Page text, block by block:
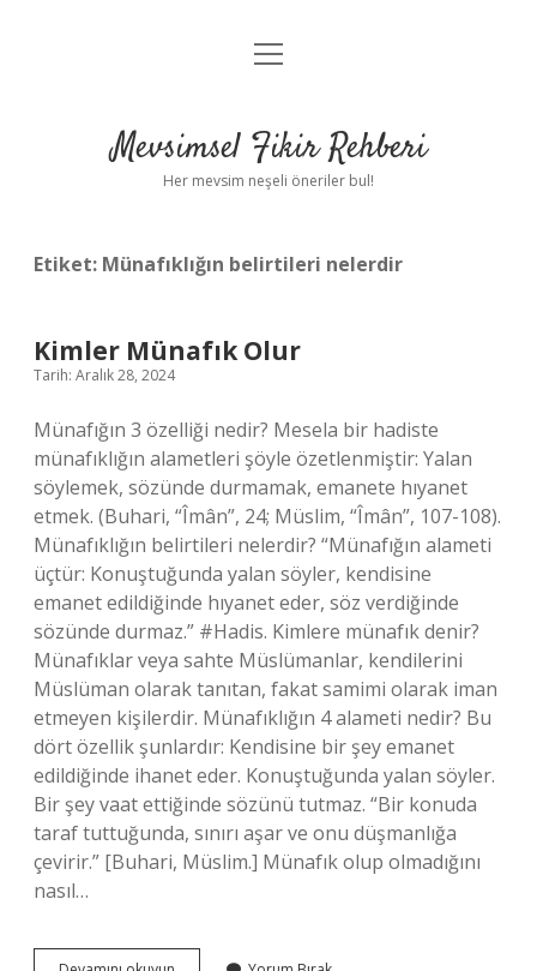
Anasayfa
Yasal Uyarı
menüyü
Mevsimsel Fikir Rehberi
Her mevsim neşeli öneriler bul!
Etiket: Münafıklığın belirtileri nelerdir
Kimler Münafık Olur
Tarih: Aralık 28, 2024
Münafığın 3 özelliği nedir? Mesela bir hadiste
münafıklığın alametleri şöyle özetlenmiştir: Yalan
söylemek, sözünde durmamak, emanete hıyanet
etmek. (Buhari, “Îmân”, 24; Müslim, “Îmân”, 107-108).
Münafıklığın belirtileri nelerdir? “Münafığın alameti
üçtür: Konuştuğunda yalan söyler, kendisine
emanet edildiğinde hıyanet eder, söz verdiğinde
sözünde durmaz.” #Hadis. Kimlere münafık denir?
Münafıklar veya sahte Müslümanlar, kendilerini
Müslüman olarak tanıtan, fakat samimi olarak iman
etmeyen kişilerdir. Münafıklığın 4 alameti nedir? Bu
dört özellik şunlardır: Kendisine bir şey emanet
edildiğinde ihanet eder. Konuştuğunda yalan söyler.
Bir şey vaat ettiğinde sözünü tutmaz. “Bir konuda
taraf tuttuğunda, sınırı aşar ve onu düşmanlığa
çevirir.” [Buhari, Müslim.] Münafık olup olmadığını
nasıl…